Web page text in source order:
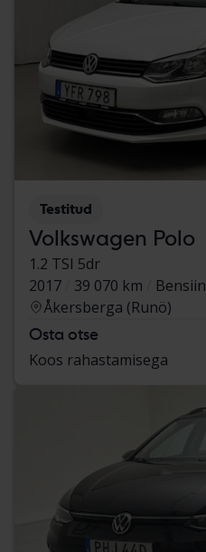
Testitud
Volkswagen Polo
1.2 TSI 5dr
2017
39 070 km
Bensiin
Åkersberga (Runö)
Osta otse
Koos rahastamisega